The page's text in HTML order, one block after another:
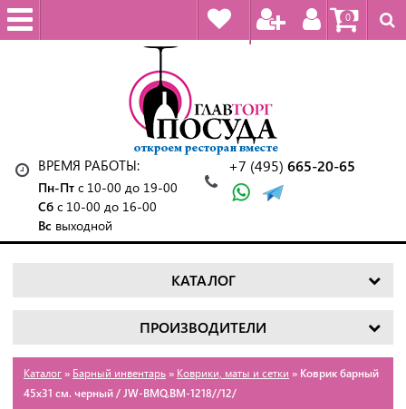
0
ВРЕМЯ РАБОТЫ:
Пн-Пт с 10-00 до 19-00
Сб с 10-00 до 16-00
Вс выходной
+7 (495) 665-20-65
КАТАЛОГ
ПРОИЗВОДИТЕЛИ
Каталог » Барный инвентарь » Коврики, маты и сетки » Коврик барный
45х31 см. черный / JW-BMQ.BM-1218//12/